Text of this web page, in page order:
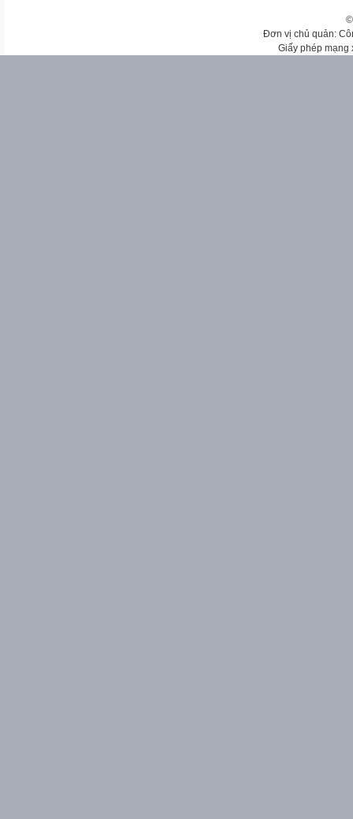
Đơn vị chủ quản:
Giấy phép mạng